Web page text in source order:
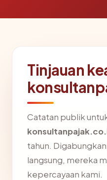
Tinjauan
Catatan publik
tahun.
langsung, mereka
kepercayaan kami.